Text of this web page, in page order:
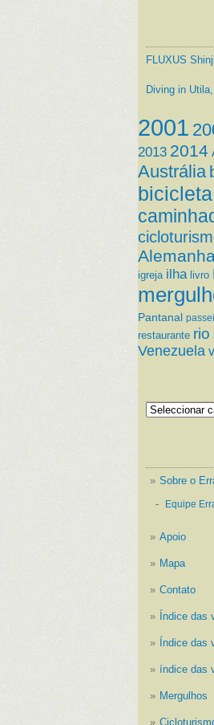
FLUXUS
Diving in
2001
2013 2014
Austrália
bicicleta
igreja ilha livro
Pantanal
restaurante rio
Venezuela
Categorias
Sobre o
Equipe
Apoio
Mapa
Contato
Índice das
Índice das
índice das
Mergulhos